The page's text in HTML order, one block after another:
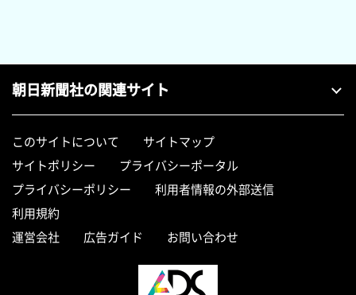
朝日新聞社の関連サイト
このサイトについて
サイトマップ
サイトポリシー
プライバシーポータル
プライバシーポリシー
利用者情報の外部送信
利用規約
運営会社
広告ガイド お問い合わせ